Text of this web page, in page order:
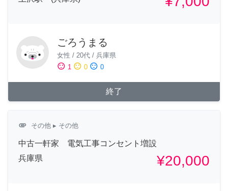
ごろうまる
女性 / 20代 / 兵庫県
sentiment_satisfied 1 sentiment_neutral 0 sentiment_dissatisfied 0
終了
attachment その他 ▸ その他
中古一軒家 電気工事コンセント増設
兵庫県
¥20,000